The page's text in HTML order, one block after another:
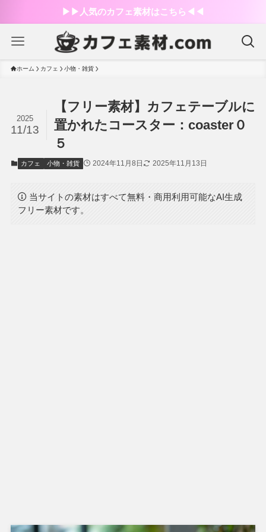
▶︎▶︎人気のカフェ素材はこちら◀︎◀︎
ホーム カフェ 小物・雑貨
【フリー素材】カフェテーブルに
置かれたコースター：coaster０
５
2025
11/13
カフェ 小物・雑貨 2024年11月8日 2025年11月13日
当サイトの素材はすべて無料・商用利用可能なAI生成
フリー素材です。